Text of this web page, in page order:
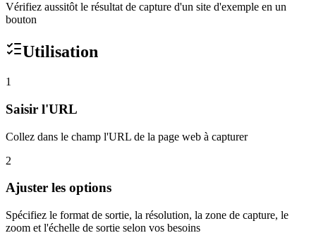
Vérifiez aussitôt le résultat de capture d'un site d'exemple en un
bouton
Utilisation
1
Saisir l'URL
Collez dans le champ l'URL de la page web à capturer
2
Ajuster les options
Spécifiez le format de sortie, la résolution, la zone de capture, le
zoom et l'échelle de sortie selon vos besoins